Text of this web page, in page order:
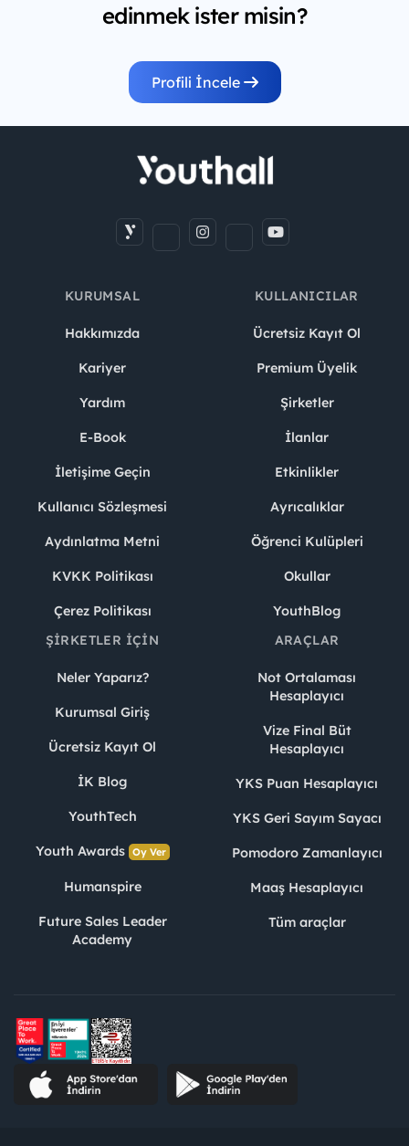
edinmek ister misin?
Profili İncele
KURUMSAL
Hakkımızda
Kariyer
Yardım
E-Book
İletişime Geçin
Kullanıcı Sözleşmesi
Aydınlatma Metni
KVKK Politikası
Çerez Politikası
KULLANICILAR
Ücretsiz Kayıt Ol
Premium Üyelik
Şirketler
İlanlar
Etkinlikler
Ayrıcalıklar
Öğrenci Kulüpleri
Okullar
YouthBlog
ŞIRKETLER İÇIN
Neler Yaparız?
Kurumsal Giriş
Ücretsiz Kayıt Ol
İK Blog
YouthTech
Youth Awards Oy Ver
Humanspire
Future Sales Leader
Academy
ARAÇLAR
Not Ortalaması
Hesaplayıcı
Vize Final Büt
Hesaplayıcı
YKS Puan Hesaplayıcı
YKS Geri Sayım Sayacı
Pomodoro Zamanlayıcı
Maaş Hesaplayıcı
Tüm araçlar